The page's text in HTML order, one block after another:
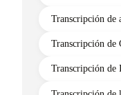
Transcripción de
Transcripción de
Transcripción de